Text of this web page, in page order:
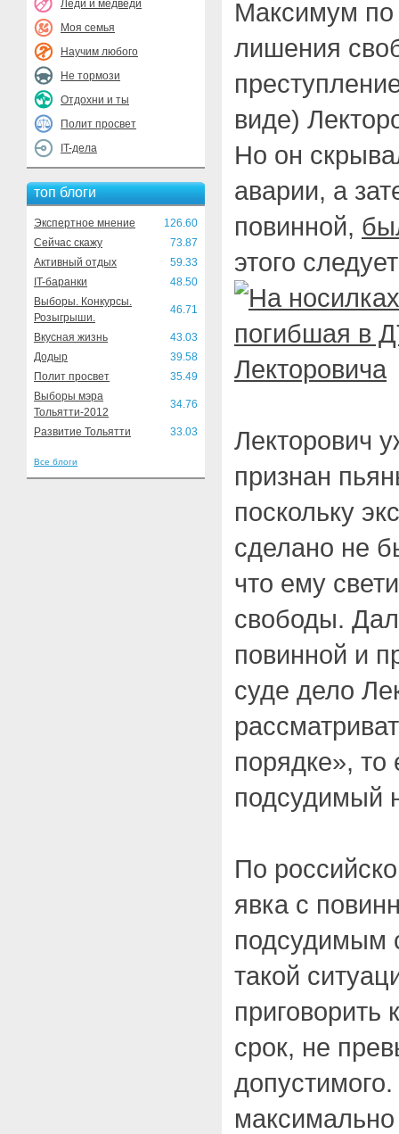
Леди и медведи
Моя семья
Научим любого
Не тормози
Отдохни и ты
Полит просвет
IT-дела
топ блоги
Экспертное мнение
126.60
Сейчас скажу
73.87
Активный отдых
59.33
IT-баранки
48.50
Выборы. Конкурсы.
Розыгрыши.
46.71
Вкусная жизнь
43.03
Додыр
39.58
Полит просвет
35.49
Выборы мэра
Тольятти-2012
34.76
Развитие Тольятти 33.03
Все блоги
Максимум по
лишения
виде)
Но он
аварии, а
повинной,
этого
Лекторович
признан
поскольку
сделано не
что ему
свободы.
повинной и
суде дело
порядке», то
подсудимый
По
явка с
подсудимым
такой
срок, не